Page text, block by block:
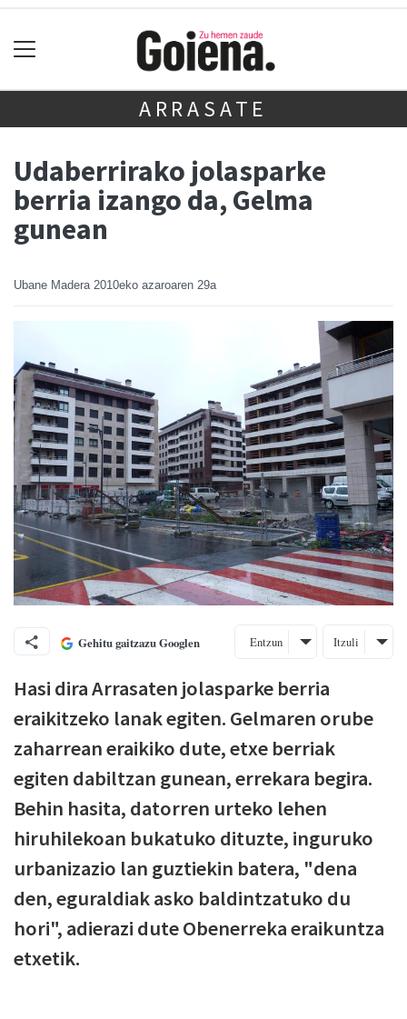
ARRASATE
Udaberrirako jolasparke
berria izango da, Gelma
gunean
Ubane Madera 2010eko azaroaren 29a
Gehitu gaitzazu Googlen Entzun Itzuli
Hasi dira Arrasaten jolasparke berria
eraikitzeko lanak egiten. Gelmaren orube
zaharrean eraikiko dute, etxe berriak
egiten dabiltzan gunean, errekara begira.
Behin hasita, datorren urteko lehen
hiruhilekoan bukatuko dituzte, inguruko
urbanizazio lan guztiekin batera, "dena
den, eguraldiak asko baldintzatuko du
hori", adierazi dute Obenerreka eraikuntza
etxetik.